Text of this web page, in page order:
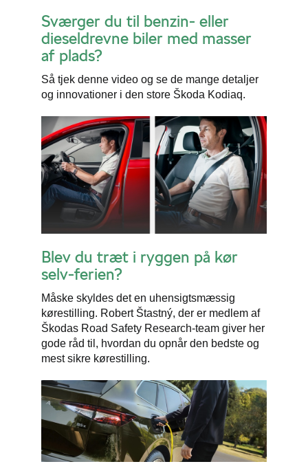
Sværger du til benzin- eller
dieseldrevne biler med masser
af plads?
Så tjek denne video og se de mange detaljer
og innovationer i den store Škoda Kodiaq.
Blev du træt i ryggen på kør
selv-ferien?
Måske skyldes det en uhensigtsmæssig
kørestilling. Robert Štastný, der er medlem af
Škodas Road Safety Research-team giver her
gode råd til, hvordan du opnår den bedste og
mest sikre kørestilling.